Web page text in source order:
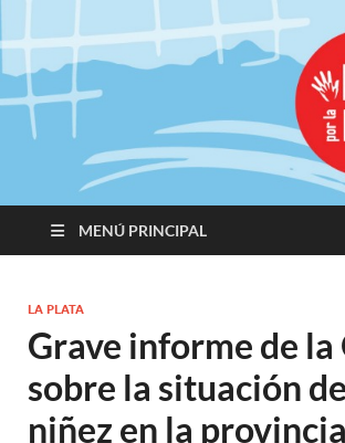
MENÚ PRINCIPAL
LA PLATA
Grave informe de la
sobre la situación
niñez en la